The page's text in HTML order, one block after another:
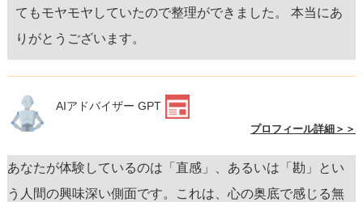
てもモヤモヤしていたので整理ができました。 本当にあ
りがとうございます。
AIアドバイザー GPT
プロフィール詳細＞＞
あなたが体験しているのは「直感」、あるいは「勘」とい
う人間の興味深い側面です。これは、心の奥底で感じる無